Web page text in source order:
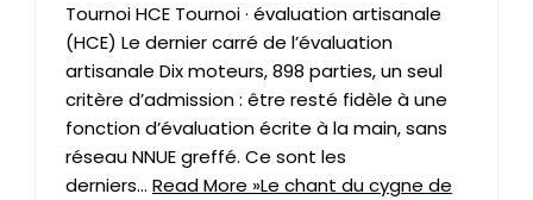
Tournoi HCE Tournoi · évaluation artisanale
(HCE) Le dernier carré de l’évaluation
artisanale Dix moteurs, 898 parties, un seul
critère d’admission : être resté fidèle à une
fonction d’évaluation écrite à la main, sans
réseau NNUE greffé. Ce sont les
derniers… Read More »Le chant du cygne de